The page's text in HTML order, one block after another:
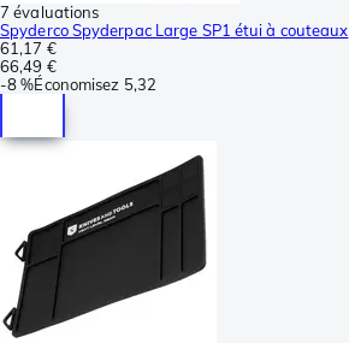
7 évaluations
Spyderco Spyderpac Large SP1 étui à couteaux
61,17 €
66,49 €
-8 %Économisez 5,32